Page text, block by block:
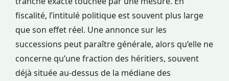
fiscalité, l’intitulé politique est souvent plus large
que son effet réel. Une annonce sur les
successions peut paraître générale, alors qu’elle ne
concerne qu’une fraction des héritiers, souvent
déjà située au-dessus de la médiane des